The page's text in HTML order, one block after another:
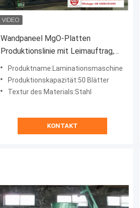
Wandpaneel MgO-Platten
Produktionslinie mit Leimauftrag,
Furnieren und Trocknungsprozess
Produktname:Laminationsmaschine
Produktionskapazität:50 Blätter
Textur des Materials:Stahl
KONTAKT